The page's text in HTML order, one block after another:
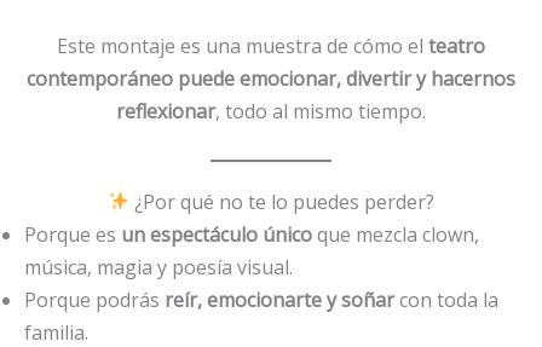
Este montaje es una muestra de cómo el teatro
contemporáneo puede emocionar, divertir y hacernos
reflexionar, todo al mismo tiempo.
¿Por qué no te lo puedes perder?
Porque es un espectáculo únicoque mezcla clown,
música, magia y poesía visual.
Porque podrás reír, emocionarte y soñarcon toda la
familia.